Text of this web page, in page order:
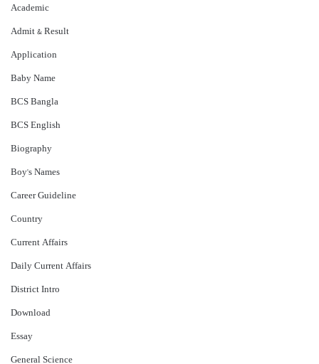
Academic
Admit & Result
Application
Baby Name
BCS Bangla
BCS English
Biography
Boy's Names
Career Guideline
Country
Current Affairs
Daily Current Affairs
District Intro
Download
Essay
General Science